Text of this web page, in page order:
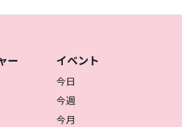
ー イベント
今日
今週
今月